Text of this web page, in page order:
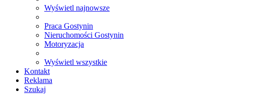
Wyświetl najnowsze
Praca Gostynin
Nieruchomości Gostynin
Motoryzacja
Wyświetl wszystkie
Kontakt
Reklama
Szukaj